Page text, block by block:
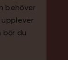
behöver
bör du